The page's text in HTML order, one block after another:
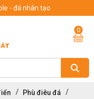
- đá nhân tạo
0
Phù điêu đá